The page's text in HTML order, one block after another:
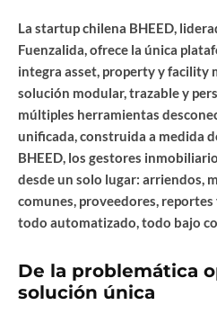
La startup chilena BHEED,
Fuenzalida, ofrece la única
integra asset, property y facility
solución modular, trazable y
múltiples herramientas
unificada, construida a medida
BHEED, los gestores
desde un solo lugar: arriendos,
comunes, proveedores, reportes
todo automatizado, todo bajo
De la problemática
solución única